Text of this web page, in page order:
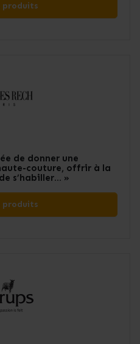
produits
de donner une
couture, offrir à la
s’habiller… »
produits